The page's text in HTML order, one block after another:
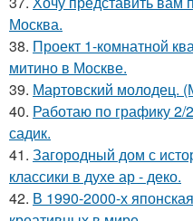
Москва.
38. Проект 1-комнатной
митино в Москве.
39. Мартовский молодец.
40. Работаю по графику 2/
садик.
41. Загородный дом с
классики в духе ар - деко.
42. В 1990-2000-х